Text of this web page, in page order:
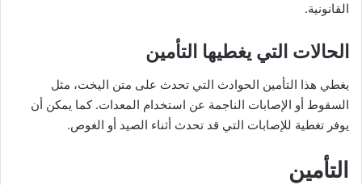
القانونية.
الحالات التي يغطيها التأمين
يغطي هذا التأمين الحوادث التي تحدث على متن اليخت، مثل
السقوط أو الإصابات الناجمة عن استخدام المعدات. كما يمكن أن
يوفر تغطية للإصابات التي قد تحدث أثناء الصيد أو الغوص.
التأمين